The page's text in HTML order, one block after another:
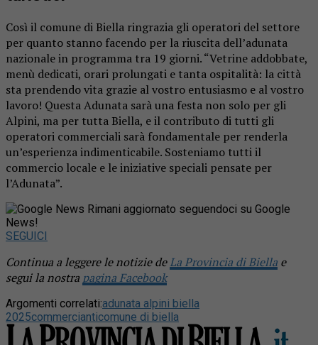
Così il comune di Biella ringrazia gli operatori del settore
per quanto stanno facendo per la riuscita dell’adunata
nazionale in programma tra 19 giorni. “Vetrine addobbate,
menù dedicati, orari prolungati e tanta ospitalità: la città
sta prendendo vita grazie al vostro entusiasmo e al vostro
lavoro! Questa Adunata sarà una festa non solo per gli
Alpini, ma per tutta Biella, e il contributo di tutti gli
operatori commerciali sarà fondamentale per renderla
un’esperienza indimenticabile. Sosteniamo tutti il
commercio locale e le iniziative speciali pensate per
l’Adunata”.
Rimani aggiornato seguendoci su Google
News!
SEGUICI
Continua a leggere le notizie deLa Provincia di Biella e
segui la nostra pagina Facebook
Argomenti correlati:adunata alpini biella
2025commercianticomune di biella